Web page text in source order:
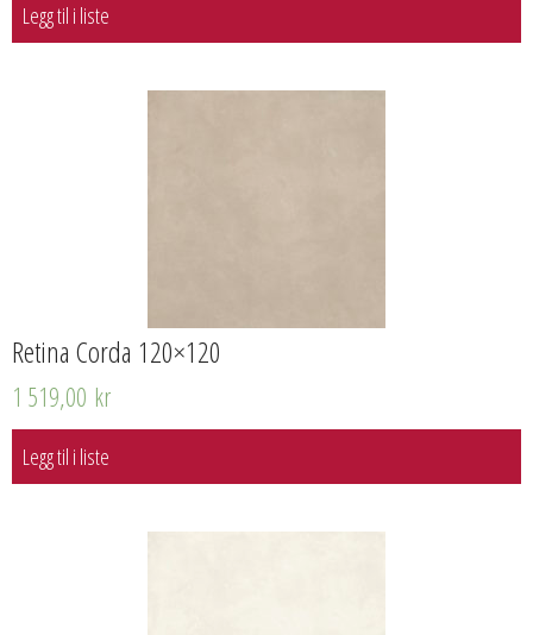
Legg til i liste
Retina Corda 120×120
1 519,00 kr
Legg til i liste